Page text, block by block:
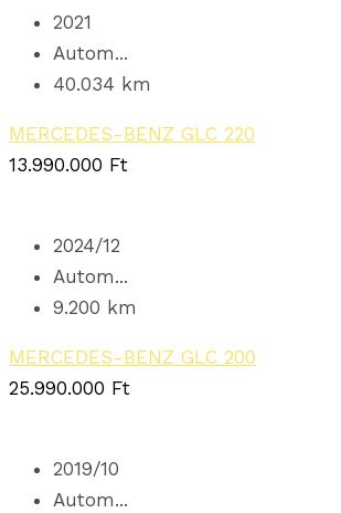
2021
Autom...
40.034 km
MERCEDES-BENZ GLC 220
13.990.000 Ft
2024/12
Autom...
9.200 km
MERCEDES-BENZ GLC 200
25.990.000 Ft
2019/10
Autom...